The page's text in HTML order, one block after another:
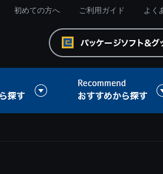
初めての方へ ご利用ガイド よく